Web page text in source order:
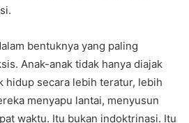
bentuknya yang paling
Anak-anak tidak hanya diajak
hidup secara lebih teratur, lebih
menyapu lantai, menyusun
waktu. Itu bukan indoktrinasi. Itu